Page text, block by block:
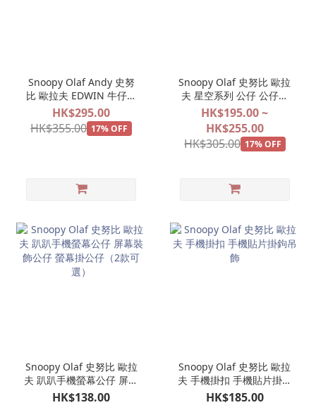
Snoopy Olaf Andy 史努
比 歐拉夫 EDWIN 牛仔褲
系列 公仔掛飾 娃娃玩偶吊
飾 【2027年1月預訂商
品】
HK$295.00
HK$355.00 17% OFF
Snoopy Olaf 史努比 歐拉
夫 星空系列 公仔 公仔掛
飾 娃娃玩偶吊飾 【2027
年2月預訂商品】
HK$195.00 ~
HK$255.00
HK$305.00 17% OFF
Snoopy Olaf 史努比 歐拉
夫 趴趴手機螢幕公仔 屏幕
裝飾公仔 螢幕掛公仔（2
款可選）
HK$138.00
Snoopy Olaf 史努比 歐拉
夫 手機掛扣 手機貼片掛鉤
吊飾
HK$185.00